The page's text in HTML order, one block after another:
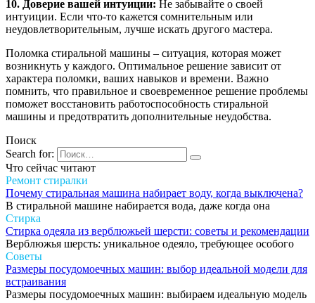
10. Доверие вашей интуиции: Не забывайте о своей
интуиции. Если что-то кажется сомнительным или
неудовлетворительным, лучше искать другого мастера.
Поломка стиральной машины – ситуация, которая может
возникнуть у каждого. Оптимальное решение зависит от
характера поломки, ваших навыков и времени. Важно
помнить, что правильное и своевременное решение проблемы
поможет восстановить работоспособность стиральной
машины и предотвратить дополнительные неудобства.
Поиск
Search for:
Что сейчас читают
Ремонт стиралки
Почему стиральная машина набирает воду, когда выключена?
В стиральной машине набирается вода, даже когда она
Стирка
Стирка одеяла из верблюжьей шерсти: советы и рекомендации
Верблюжья шерсть: уникальное одеяло, требующее особого
Советы
Размеры посудомоечных машин: выбор идеальной модели для
встраивания
Размеры посудомоечных машин: выбираем идеальную модель